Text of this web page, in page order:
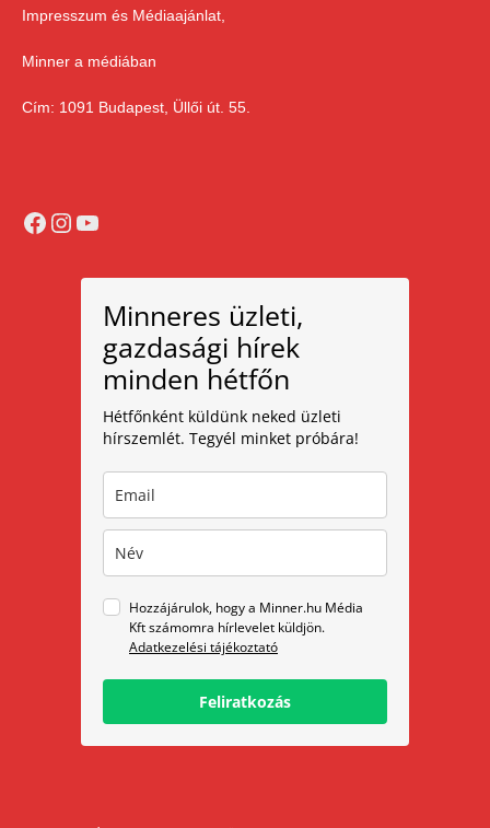
Impresszum és Médiaajánlat,
Minner a médiában
Cím: 1091 Budapest, Üllői út. 55.
Facebook
Instagram
YouTube
Minneres üzleti,
gazdasági hírek
minden hétfőn
Hétfőnként küldünk neked üzleti
hírszemlét. Tegyél minket próbára!
Hozzájárulok, hogy a Minner.hu Média
Kft számomra hírlevelet küldjön.
Adatkezelési tájékoztató
Feliratkozás